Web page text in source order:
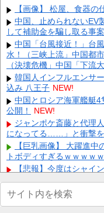
Snow Manラウールと
かがパリ、どちらかが武
【ホロEN】カリオペ、
歌を担当！『アニソン歌
... NEW!
【衝撃】アジテーター
【速報】スペイン主将
ｗｗｗｗｗｗ 他 NEW!
【最新画像】 GLAY・
トを公開してしまう！
【極旨牛鉄板】 吉野家
ｗｗｗ NEW!
【復讐】 絶対に「植
年経って見に行くと…「
同僚の美人に土下座し
Powered by livedoor
【画像】 松屋、食器の
中国、止められないEV
して補助金を騙し取る事
中国「台風接近！」台
水！（三峡上流」中国都
（決壊危機」中国「下流
韓国人インフルエンサ
込み 八王子 NEW!
中国とロシア海軍艦艇
公開！
NEW!
ジャンポケ斎藤と代理
になってる……」と衝撃
【巨乳画像】 大躍進
トボディすぎるｗｗｗｗ
【悲報】今度はシャイ
【画像】 超絶美女(32歳
阪神 小谷野栄一、片